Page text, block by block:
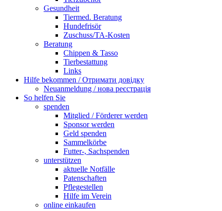
Gesundheit
Tiermed. Beratung
Hundefrisör
Zuschuss/TA-Kosten
Beratung
Chippen & Tasso
Tierbestattung
Links
Hilfe bekommen / Отримати довідку
Neuanmeldung / нова реєстрація
So helfen Sie
spenden
Mitglied / Förderer werden
Sponsor werden
Geld spenden
Sammelkörbe
Futter-, Sachspenden
unterstützen
aktuelle Notfälle
Patenschaften
Pflegestellen
Hilfe im Verein
online einkaufen